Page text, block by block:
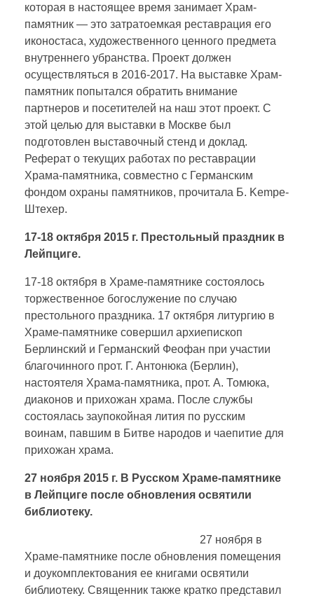
которая в настоящее время занимает Храм-
памятник — это затратоемкая реставрация его
иконостаса, художественного ценного предмета
внутреннего убранства. Проект должен
осуществляться в 2016-2017. На выставке Храм-
памятник попытался обратить внимание
партнеров и посетителей на наш этот проект. С
этой целью для выставки в Москве был
подготовлен выставочный стенд и доклад.
Реферат о текущих работах по реставрации
Храма-памятника, совместно с Германским
фондом охраны памятников, прочитала Б. Kempe-
Штехер.
17-18 октября 2015 г. Престольный праздник в
Лейпциге.
17-18 октября в Храме-памятнике состоялось
торжественное богослужение по случаю
престольного праздника. 17 октября литургию в
Храме-памятнике совершил архиепископ
Берлинский и Германский Феофан при участии
благочинного прот. Г. Антонюка (Берлин),
настоятеля Храма-памятника, прот. А. Томюка,
диаконов и прихожан храма. После службы
состоялась заупокойная лития по русским
воинам, павшим в Битве народов и чаепитие для
прихожан храма.
27 ноября 2015 г. В Русском Храме-памятнике
в Лейпциге после обновления освятили
библиотеку.
27 ноября в
Храме-памятнике после обновления помещения
и доукомплектования ее книгами освятили
библиотеку. Священник также кратко представил